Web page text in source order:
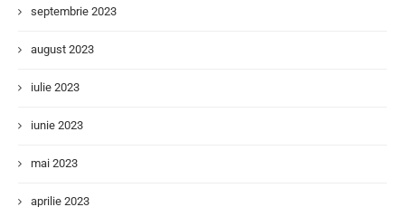
septembrie 2023
august 2023
iulie 2023
iunie 2023
mai 2023
aprilie 2023